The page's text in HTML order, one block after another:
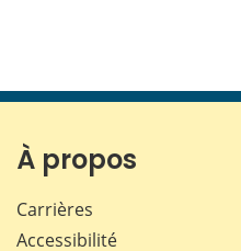
À propos
Carrières
Accessibilité